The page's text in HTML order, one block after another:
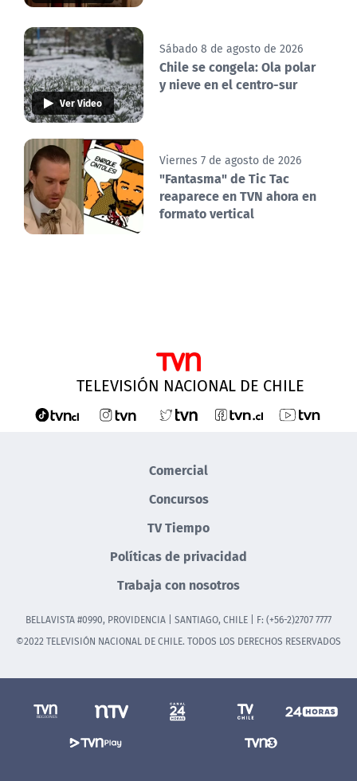
Ver Video
Sábado 8 de agosto de 2026
Chile se congela: Ola polar
y nieve en el centro-sur
Viernes 7 de agosto de 2026
"Fantasma" de Tic Tac
reaparece en TVN ahora en
formato vertical
TELEVISIÓN NACIONAL DE CHILE
Comercial
Concursos
TV Tiempo
Políticas de privacidad
Trabaja con nosotros
BELLAVISTA #0990, PROVIDENCIA | SANTIAGO, CHILE | F: (+56-2)2707 7777
©2022 TELEVISIÓN NACIONAL DE CHILE. TODOS LOS DERECHOS RESERVADOS